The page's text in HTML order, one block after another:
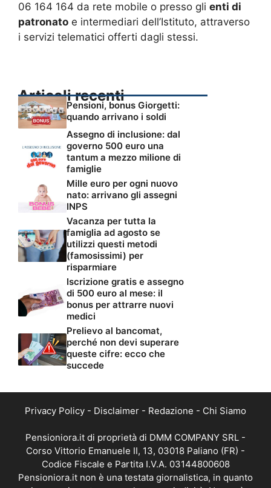
06 164 164 da rete mobile o presso gli enti di
patronato e intermediari dell’Istituto, attraverso
i servizi telematici offerti dagli stessi.
Articoli recenti
Pensioni, bonus Giorgetti:
quando arrivano i soldi
Assegno di inclusione: dal
governo 500 euro una
tantum a mezzo milione di
famiglie
Mille euro per ogni nuovo
nato: arrivano gli assegni
INPS
Vacanza per tutta la
famiglia ad agosto se
utilizzi questi metodi
(famosissimi) per
risparmiare
Iscrizione gratis e assegno
di 500 euro al mese: il
bonus per attrarre nuovi
medici
Prelievo al bancomat,
perché non devi superare
queste cifre: ecco che
succede
Privacy Policy - Disclaimer - Redazione - Chi Siamo
Pensioniora.it di proprietà di DMM COMPANY SRL -
Corso Vittorio Emanuele II, 13, 03018 Paliano (FR) -
Codice Fiscale e Partita I.V.A. 03144800608
Pensioniora.it non è una testata giornalistica, in quanto